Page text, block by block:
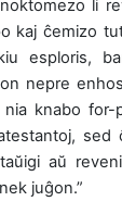
li
kaj ĉemizo
esploris,
nepre
nia knabo
sed
aŭ
juĝon.”